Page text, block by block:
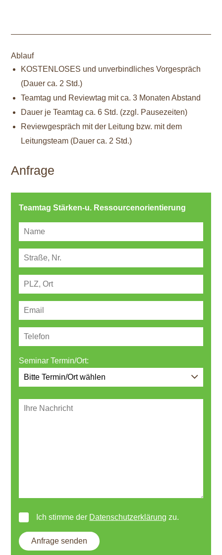
Ablauf
KOSTENLOSES und unverbindliches Vorgespräch
(Dauer ca. 2 Std.)
Teamtag und Reviewtag mit ca. 3 Monaten Abstand
Dauer je Teamtag ca. 6 Std. (zzgl. Pausezeiten)
Reviewgespräch mit der Leitung bzw. mit dem
Leitungsteam (Dauer ca. 2 Std.)
Anfrage
Teamtag Stärken-u. Ressourcenorientierung
Seminar Termin/Ort:
Ich stimme der Datenschutzerklärung zu.